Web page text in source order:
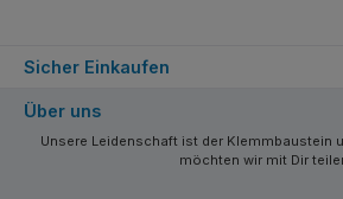
Sicher Einkaufen
Über uns
Unsere Leidenschaft ist der Klemmbaustein
möchten wir mit Dir